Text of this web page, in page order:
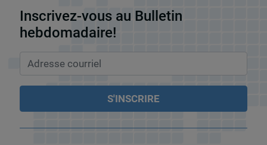
Inscrivez-vous au Bulletin
hebdomadaire!